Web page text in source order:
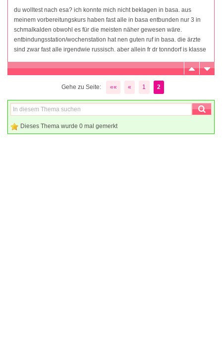
du wolltest nach esa? ich konnte mich nicht beklagen in basa. aus
meinem vorbereitungskurs haben fast alle in basa entbunden nur 3 in
schmalkalden obwohl es für die meisten näher gewesen wäre.
entbindungsstation/wochenstation hat nen guten ruf in basa. die ärzte
sind zwar fast alle irgendwie russisch. aber allein fr dr tonndorf is klasse
Gehe zu Seite: «« « 1 2
Dieses Thema wurde 0 mal gemerkt